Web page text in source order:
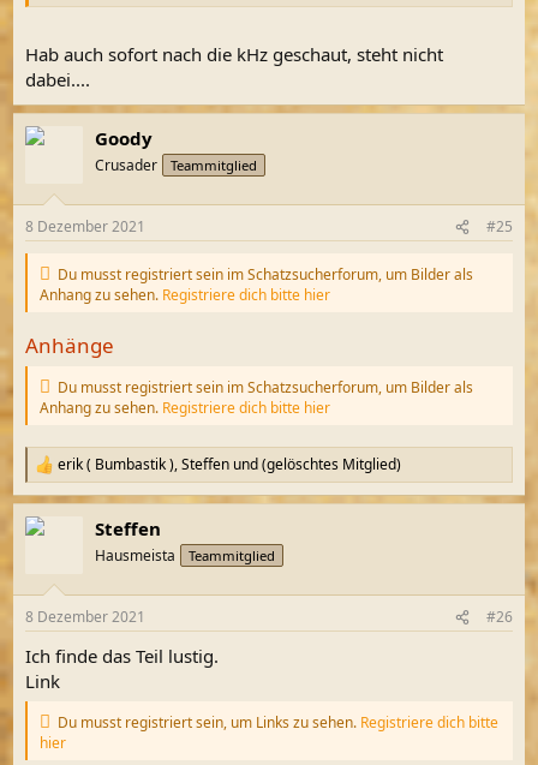
Hab auch sofort nach die kHz geschaut, steht nicht
dabei....
Goody
Crusader Teammitglied
8 Dezember 2021 #25
Du musst registriert sein im Schatzsucherforum, um Bilder als
Anhang zu sehen. Registriere dich bitte hier
Anhänge
Du musst registriert sein im Schatzsucherforum, um Bilder als
Anhang zu sehen. Registriere dich bitte hier
R
e
a
k
e
:
erik ( Bumbastik ),Steffen und(gelöschtes Mitglied)
Steffen
Hausmeista Teammitglied
8 Dezember 2021 #26
Ich finde das Teil lustig.
Link
Du musst registriert sein, um Links zu sehen. Registriere dich bitte
hier